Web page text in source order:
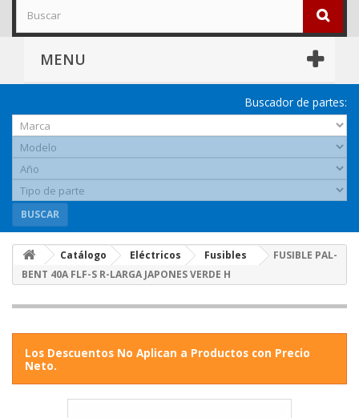
MENU
Buscador de partes:
BUSCAR
Catálogo Eléctricos Fusibles
FUSIBLE PAL-
BENT 40A FLF-S R-LARGA JAPONES VERDE H
Los Descuentos No Aplican a Productos con Precio
Neto.